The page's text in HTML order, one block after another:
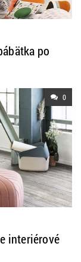
po
0
interiérové